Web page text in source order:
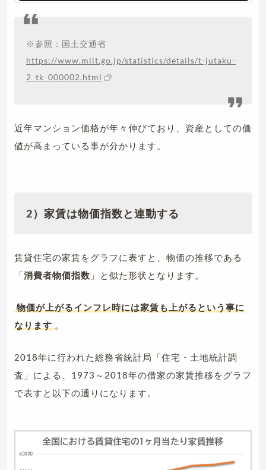
※参照：国土交通省
https://www.mlit.go.jp/statistics/details/t-jutaku-
2_tk_000002.html
近年マンション価格が年々伸びており、資産としての価
値が高まっている事が分かります。
2）家賃は物価指数と連動する
賃貸住宅の家賃をグラフに表すと、物価の推移である
「消費者物価指数 」と似た形状となります。
物価が上がるインフレ時には家賃も上がるという事に
なります 。
2018年に行われた総務省統計局「住宅・土地統計調
査」による、1973～2018年の借家の家賃推移をグラフ
で表すと以下の通りになります。